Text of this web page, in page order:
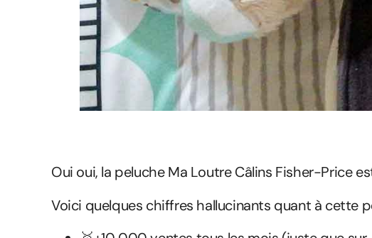
Oui oui, la peluche Ma Loutre Câlins Fisher-Price
Voici quelques chiffres hallucinants quant à cette